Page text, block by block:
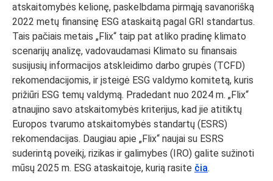
atskaitomybės kelionę, paskelbdama pirmąją savanorišką
2022 metų finansinę ESG ataskaitą pagal GRI standartus.
Tais pačiais metais „Flix“ taip pat atliko pradinę klimato
scenarijų analizę, vadovaudamasi Klimato su finansais
susijusių informacijos atskleidimo darbo grupės (TCFD)
rekomendacijomis, ir įsteigė ESG valdymo komitetą, kuris
prižiūri ESG temų valdymą. Pradedant nuo 2024 m. „Flix“
atnaujino savo atskaitomybės kriterijus, kad jie atitiktų
Europos tvarumo atskaitomybės standartų (ESRS)
rekomendacijas. Daugiau apie „Flix“ naujai su ESRS
suderintą poveikį, rizikas ir galimybes (IRO) galite sužinoti
mūsų 2025 m. ESG ataskaitoje, kurią rasite čia.